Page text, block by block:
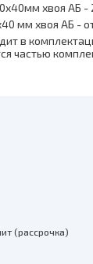
хвоя АБ -
мм хвоя АБ -
в
частью
(рассрочка)